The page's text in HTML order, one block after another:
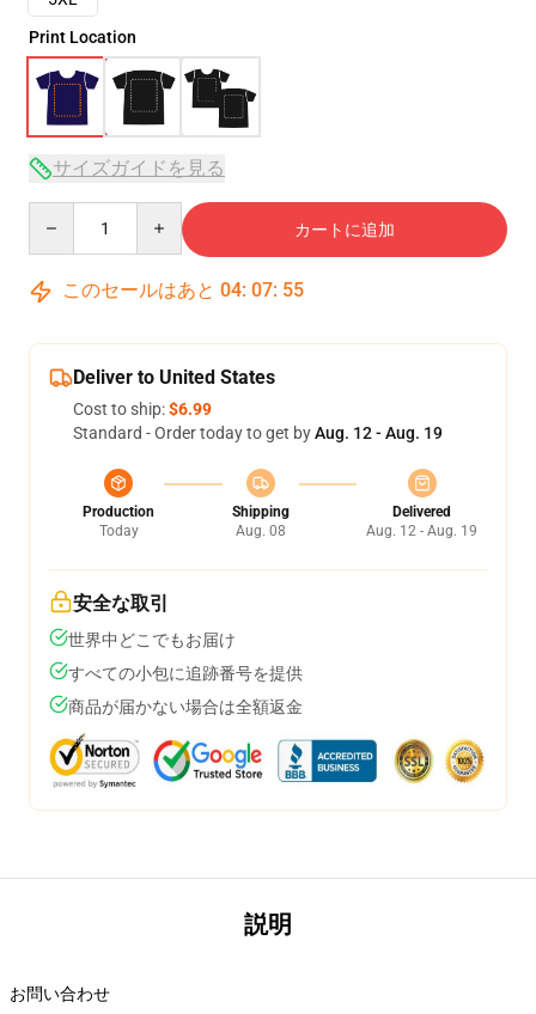
Print Location
サイズガイドを見る
カートに追加
このセールはあと 04: 07: 54
Deliver to United States
Cost to ship:$6.99
Standard - Order today to get byAug. 12 - Aug. 19
Production
Today
Shipping
Aug. 08
Delivered
Aug. 12 - Aug. 19
安全な取引
世界中どこでもお届け
すべての小包に追跡番号を提供
商品が届かない場合は全額返金
説明
お問い合わせ